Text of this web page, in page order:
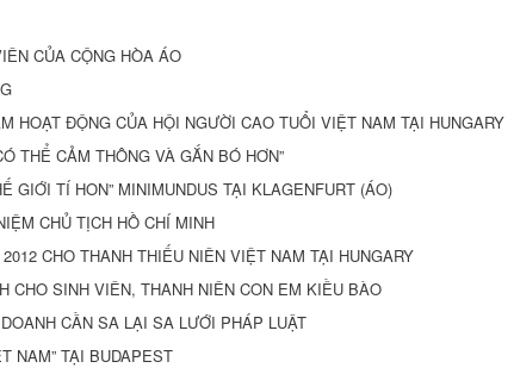
CỦA CỘNG HÒA ÁO
HOẠT ĐỘNG CỦA HỘI NGƯỜI CAO TUỔI VIỆT NAM TẠI HUNGARY
THỂ CẢM THÔNG VÀ GẮN BÓ HƠN”
GIỚI TÍ HON” MINIMUNDUS TẠI KLAGENFURT (ÁO)
CHỦ TỊCH HỒ CHÍ MINH
CHO THANH THIẾU NIÊN VIỆT NAM TẠI HUNGARY
CHO SINH VIÊN, THANH NIÊN CON EM KIỀU BÀO
CẦN SA LẠI SA LƯỚI PHÁP LUẬT
NAM” TẠI BUDAPEST